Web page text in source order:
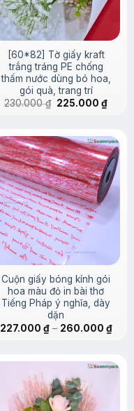
[60*82] Tờ giấy kraft
trắng tráng PE chống
thấm nước dùng bó hoa,
gói quà, trang trí
230.000₫ Giá
225.000₫Giá
Cuộn giấy bóng kính gói
hoa màu đỏ in bài thơ
Tiếng Pháp ý nghĩa, dày
dặn
227.000 ₫ – 260.000 ₫
giá:
đến